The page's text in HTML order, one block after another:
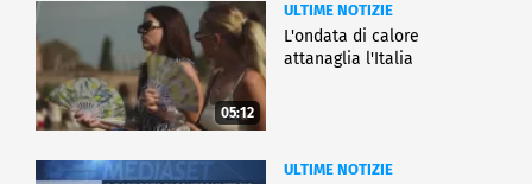
05:12
ULTIME NOTIZIE
L'ondata di calore
attanaglia l'Italia
ULTIME NOTIZIE